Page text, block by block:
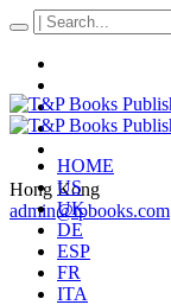
Hong Kong
admin@tpbooks.com
HOME
US
UK
DE
ESP
FR
ITA